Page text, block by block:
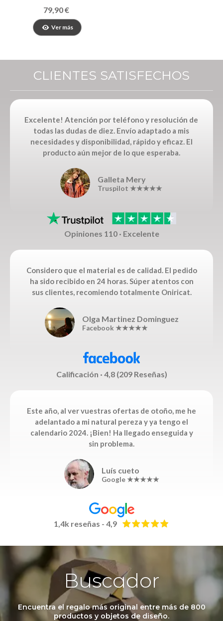
79,90 €
Ver más
CLIENTES SATISFECHOS
Excelente! Atención por teléfono y resolución de
todas las dudas de diez. Envío adaptado a mis
necesidades y disponibilidad, rápido y eficaz. El
producto aún mejor de lo que esperaba.
Galleta Mery
Truspilot ★★★★★
Opiniones 110 · Excelente
Considero que el material es de calidad. El pedido
ha sido recibido en 24 horas. Súper atentos con
sus clientes, recomiendo totalmente Oniricat.
Olga Martinez Dominguez
Facebook ★★★★★
Calificación · 4,8 (209 Reseñas)
Este año, al ver vuestras ofertas de otoño, me he
adelantado a mi natural pereza y ya tengo el
calendario 2024. ¡Bien! Ha llegado enseguida y
sin problema.
Luís cueto
Google ★★★★★
1,4k reseñas - 4,9
Buscador
Encuentra el regalo más original entre más de 800
productos y objetos de diseño.